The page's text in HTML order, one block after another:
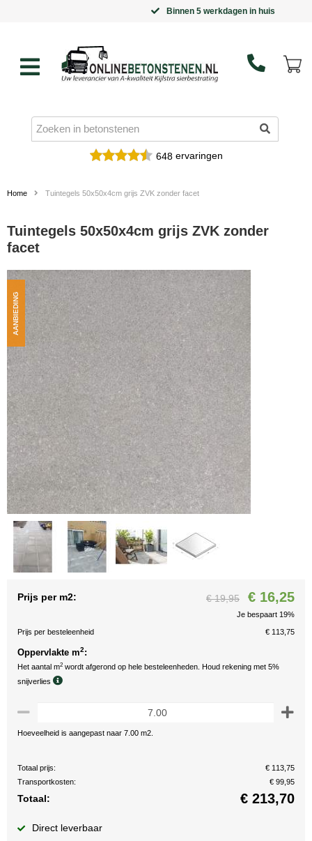
Binnen 5 werkdagen in huis
648ervaringen
Home Tuintegels 50x50x4cm grijs ZVK zonder facet
Tuintegels 50x50x4cm grijs ZVK zonder
facet
AANBIEDING
Prijs per m2: € 19,95 € 16,25
Je bespaart 19%
Prijs per besteleenheid € 113,75
Oppervlakte m2:
Het aantal m2 wordt afgerond op hele besteleenheden. Houd rekening met 5%
snijverlies
Hoeveelheid is aangepast naar 7.00 m2.
Totaal prijs:
€ 113,75
Transportkosten:
€ 99,95
Totaal: € 213,70
Direct leverbaar